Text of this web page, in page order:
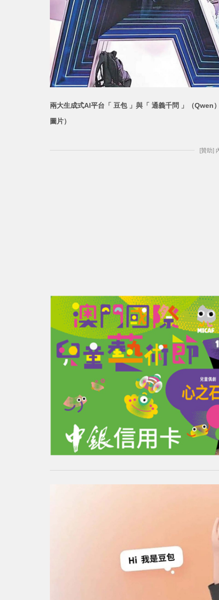
兩大生成式AI平台「 豆包 」與「 通義千問 」（Qwen
圖片）
[贊助]